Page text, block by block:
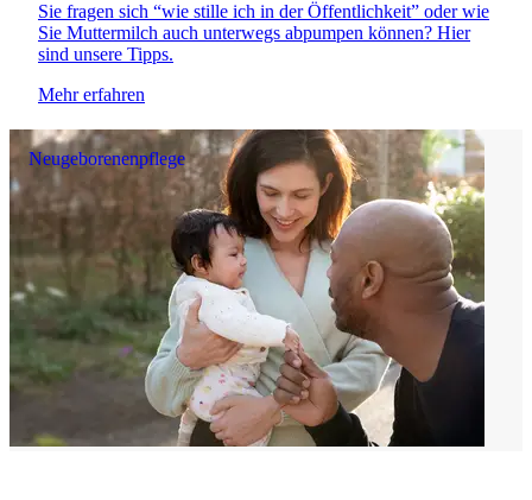
Sie fragen sich “wie stille ich in der Öffentlichkeit” oder wie
Sie Muttermilch auch unterwegs abpumpen können? Hier
sind unsere Tipps.
Mehr erfahren
Neugeborenenpflege